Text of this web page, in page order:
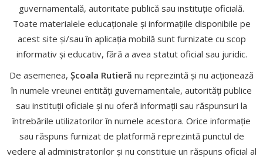
guvernamentală, autoritate publică sau instituție oficială.
Toate materialele educaționale și informațiile disponibile pe
acest site și/sau în aplicația mobilă sunt furnizate cu scop
informativ și educativ, fără a avea statut oficial sau juridic.
De asemenea, Școala Rutieră nu reprezintă și nu acționează
în numele vreunei entități guvernamentale, autorități publice
sau instituții oficiale și nu oferă informații sau răspunsuri la
întrebările utilizatorilor în numele acestora. Orice informație
sau răspuns furnizat de platformă reprezintă punctul de
vedere al administratorilor și nu constituie un răspuns oficial al